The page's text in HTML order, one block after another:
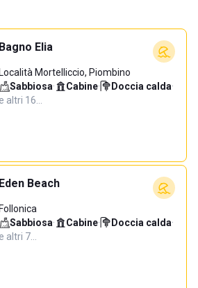
Bagno Elia
Località Mortelliccio, Piombino
Sabbiosa· Cabine· Doccia calda·
e altri 16…
Eden Beach
Follonica
Sabbiosa· Cabine· Doccia calda·
e altri 7…